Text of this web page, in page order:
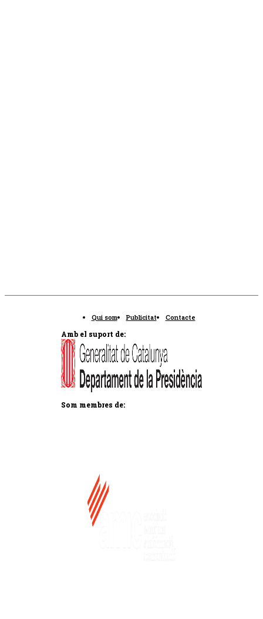
Qui som Publicitat Contacte
Amb el suport de:
Som membres de: